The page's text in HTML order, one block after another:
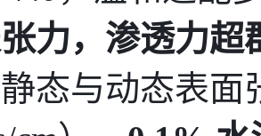
力，渗透力超
态与动态表面